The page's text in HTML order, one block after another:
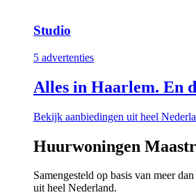
Studio
5 advertenties
Alles in Haarlem. En
Bekijk aanbiedingen uit heel
Huurwoningen
Samengesteld op basis van meer
uit heel Nederland.